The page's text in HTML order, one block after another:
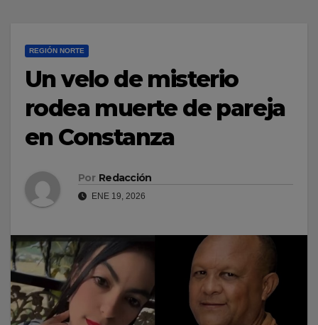
REGIÓN NORTE
Un velo de misterio
rodea muerte de pareja
en Constanza
Por Redacción
ENE 19, 2026